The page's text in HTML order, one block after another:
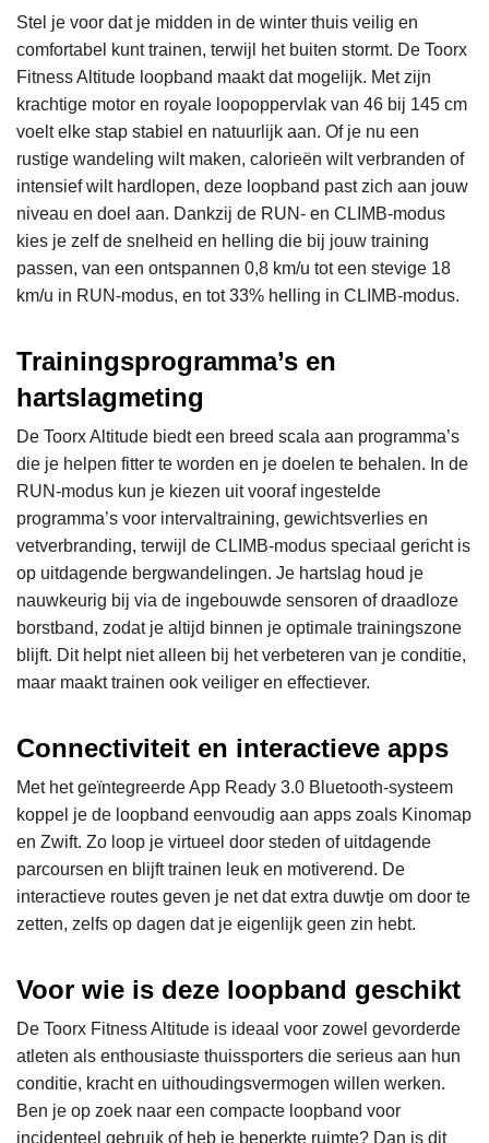
Stel je voor dat je midden in de winter thuis veilig en
comfortabel kunt trainen, terwijl het buiten stormt. De Toorx
Fitness Altitude loopband maakt dat mogelijk. Met zijn
krachtige motor en royale loopoppervlak van 46 bij 145 cm
voelt elke stap stabiel en natuurlijk aan. Of je nu een
rustige wandeling wilt maken, calorieën wilt verbranden of
intensief wilt hardlopen, deze loopband past zich aan jouw
niveau en doel aan. Dankzij de RUN- en CLIMB-modus
kies je zelf de snelheid en helling die bij jouw training
passen, van een ontspannen 0,8 km/u tot een stevige 18
km/u in RUN-modus, en tot 33% helling in CLIMB-modus.
Trainingsprogramma’s en
hartslagmeting
De Toorx Altitude biedt een breed scala aan programma’s
die je helpen fitter te worden en je doelen te behalen. In de
RUN-modus kun je kiezen uit vooraf ingestelde
programma’s voor intervaltraining, gewichtsverlies en
vetverbranding, terwijl de CLIMB-modus speciaal gericht is
op uitdagende bergwandelingen. Je hartslag houd je
nauwkeurig bij via de ingebouwde sensoren of draadloze
borstband, zodat je altijd binnen je optimale trainingszone
blijft. Dit helpt niet alleen bij het verbeteren van je conditie,
maar maakt trainen ook veiliger en effectiever.
Connectiviteit en interactieve apps
Met het geïntegreerde App Ready 3.0 Bluetooth-systeem
koppel je de loopband eenvoudig aan apps zoals Kinomap
en Zwift. Zo loop je virtueel door steden of uitdagende
parcoursen en blijft trainen leuk en motiverend. De
interactieve routes geven je net dat extra duwtje om door te
zetten, zelfs op dagen dat je eigenlijk geen zin hebt.
Voor wie is deze loopband geschikt
De Toorx Fitness Altitude is ideaal voor zowel gevorderde
atleten als enthousiaste thuissporters die serieus aan hun
conditie, kracht en uithoudingsvermogen willen werken.
Ben je op zoek naar een compacte loopband voor
incidenteel gebruik of heb je beperkte ruimte? Dan is dit